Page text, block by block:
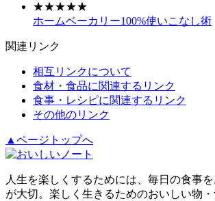
★★★★★
ホームベーカリー100%使いこなし術
関連リンク
相互リンクについて
食材・食品に関連するリンク
食事・レシピに関連するリンク
その他のリンク
▲ページトップへ
人生を楽しくするためには、毎日の食事
が大切。楽しく生きるためのおいしい物